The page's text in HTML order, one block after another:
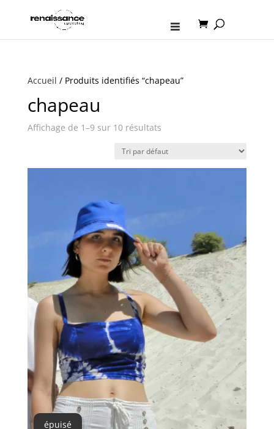
Accueil / Produits identifiés “chapeau”
chapeau
Affichage de 1–9 sur 10 résultats
épuisé